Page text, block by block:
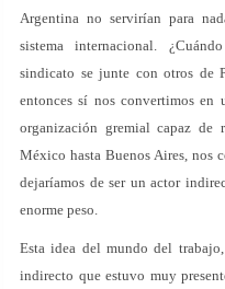
Argentina no servirían para
sistema internacional.
sindicato se junte con otros de
entonces sí nos convertimos en
organización gremial capaz de
México hasta Buenos Aires, nos
dejaríamos de ser un actor
enorme peso.
Esta idea del mundo del
indirecto que estuvo muy